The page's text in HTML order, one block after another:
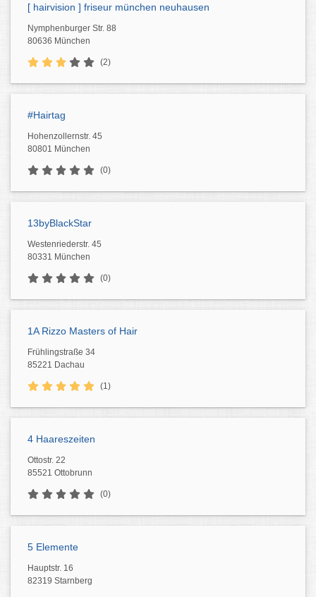
[ hairvision ] friseur münchen neuhausen
Nymphenburger Str. 88
80636 München
(2)
#Hairtag
Hohenzollernstr. 45
80801 München
(0)
13byBlackStar
Westenriederstr. 45
80331 München
(0)
1A Rizzo Masters of Hair
Frühlingstraße 34
85221 Dachau
(1)
4 Haareszeiten
Ottostr. 22
85521 Ottobrunn
(0)
5 Elemente
Hauptstr. 16
82319 Starnberg